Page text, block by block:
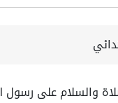
والسلام على رسول